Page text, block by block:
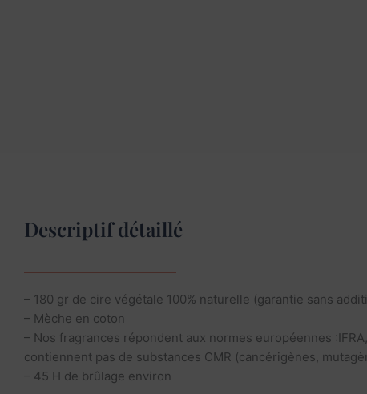
Descriptif détaillé
– 180 gr de cire végétale 100% naturelle (garantie sans
– Mèche en coton
– Nos fragrances répondent aux normes européennes
contiennent pas de substances CMR (cancérigènes,
– 45 H de brûlage environ